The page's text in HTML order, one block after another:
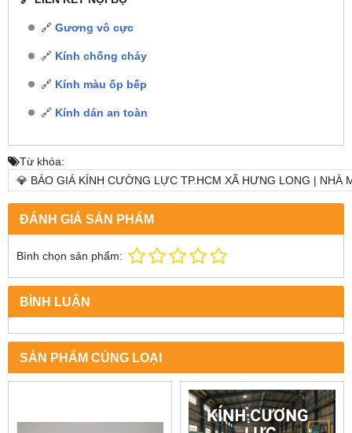
🔗 Gương vô cực
🔗 Kính chống cháy
🔗 Kính màu ốp bếp
🔗 Kính dán an toàn
Từ khóa:
💎 BÁO GIÁ KÍNH CƯỜNG LỰC TP.HCM XÃ HƯNG LONG | NHÀ
ĐÁNH GIÁ SẢN PHẨM
Bình chọn sản phẩm:
BÌNH LUẬN
SẢN PHẨM CÙNG LOẠI